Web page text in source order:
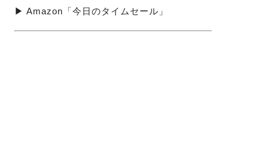
▶ Amazon「今日のタイムセール」